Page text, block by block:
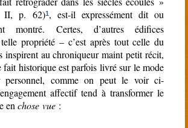
II, p. 62)1, est-il expressément dit ou
montré. Certes, d’autres édifices
propriété – c’est après tout celle du
inspirent au chroniqueur maint petit récit,
fait historique est parfois livré sur le mode
personnel, comme on peut le voir ci-
affectif tend à transformer le
enchose vue :